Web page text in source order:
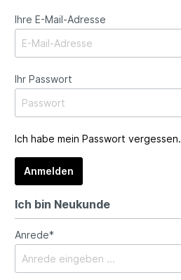
Ihre E-Mail-Adresse
Ihr Passwort
Ich habe mein Passwort vergessen.
Anmelden
Ich bin Neukunde
Anrede*